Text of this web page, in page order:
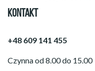
KONTAKT
+48 609 141 455
Czynna od 8.00 do 15.00